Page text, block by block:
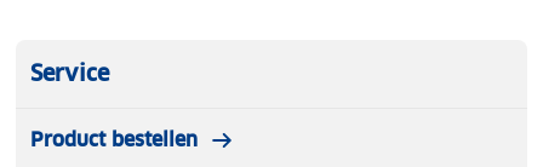
Service
Product bestellen